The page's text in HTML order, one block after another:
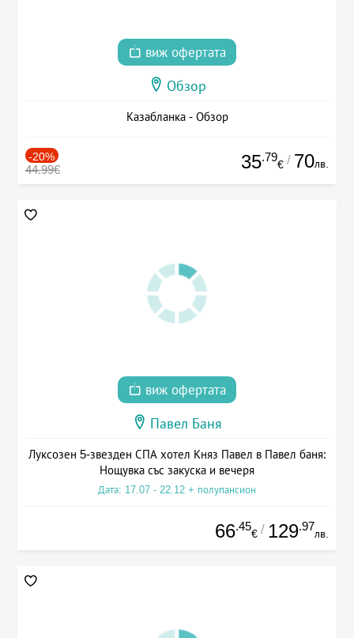
виж офертата
Обзор
Казабланка - Обзор
-20%
44.99€ 35.79
€ / 70лв.
виж офертата
Павел Баня
Луксозен 5-звезден СПА хотел Княз Павел в Павел баня:
Нощувка със закуска и вечеря
Дата: 17.07 - 22.12 + полупансион
66.45
€ / 129.97
лв.